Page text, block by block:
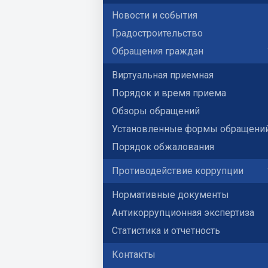
Новости и события
Градостроительство
Обращения граждан
Виртуальная приемная
Порядок и время приема
Обзоры обращений
Установленные формы
Порядок обжалования
Противодействие коррупции
Нормативные документы
Антикоррупционная экспертиза
Статистика и отчетность
Контакты